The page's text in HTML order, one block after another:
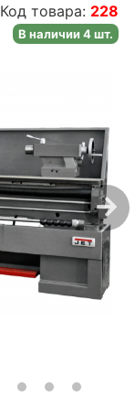
Код товара: 228
В наличии 4 шт.